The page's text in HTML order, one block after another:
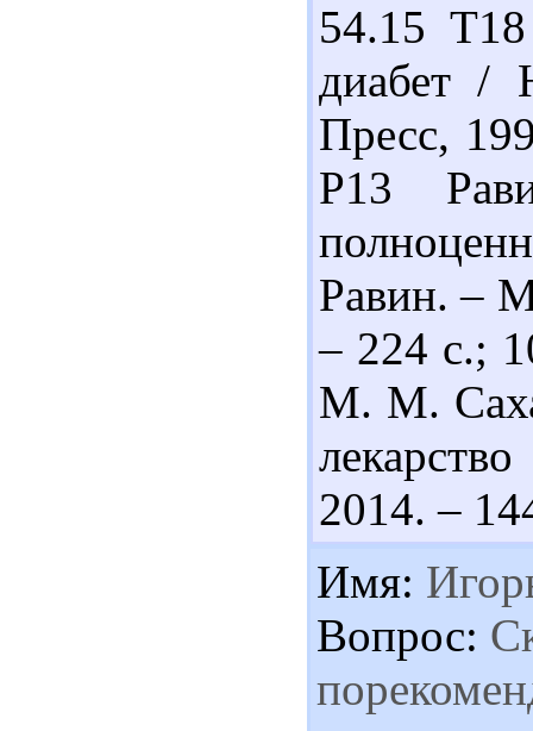
54.15
диабет /
Пресс,
Р13
Равин. –
– 224 с.;
М. М.
2014. –
Имя:
Вопрос: